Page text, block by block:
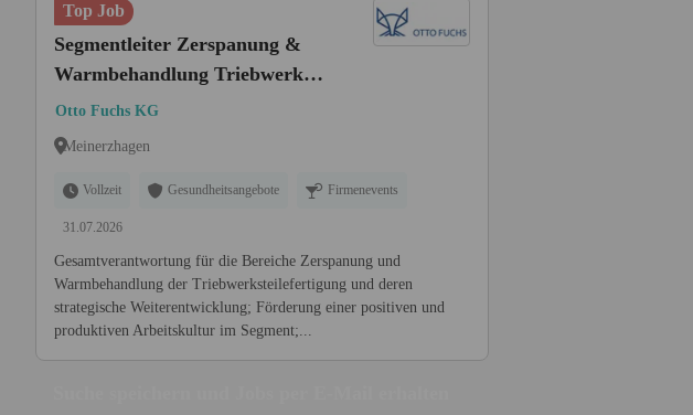
Top Job
Segmentleiter Zerspanung &
Warmbehandlung Triebwerk
(m/w/x)
Otto Fuchs KG
Meinerzhagen
Vollzeit Gesundheitsangebote Firmenevents
31.07.2026
Gesamtverantwortung für die Bereiche Zerspanung und
Warmbehandlung der Triebwerksteilefertigung und deren
strategische Weiterentwicklung; Förderung einer positiven und
produktiven Arbeitskultur im Segment;...